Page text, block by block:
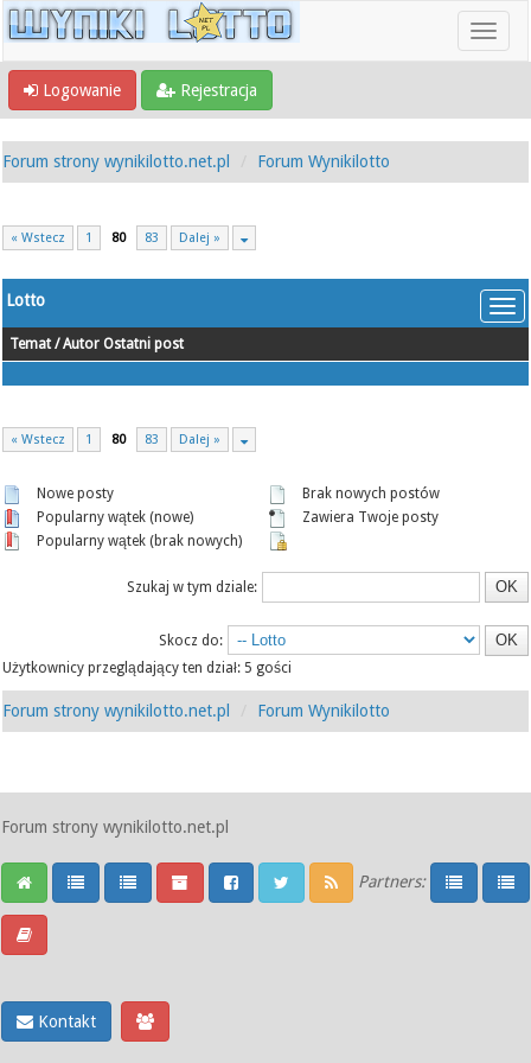
Logowanie Rejestracja
Forum strony wynikilotto.net.pl Forum Wynikilotto
« Wstecz 1 80 83 Dalej »
Lotto
Temat /Autor Ostatni post
« Wstecz 1 80 83 Dalej »
Nowe posty
Popularny wątek (nowe)
Popularny wątek (brak nowych)
Brak nowych postów
Zawiera Twoje posty
Szukaj w tym dziale:
Skocz do:
Użytkownicy przeglądający ten dział: 5 gości
Forum strony wynikilotto.net.pl Forum Wynikilotto
Forum strony wynikilotto.net.pl
Partners:
Kontakt